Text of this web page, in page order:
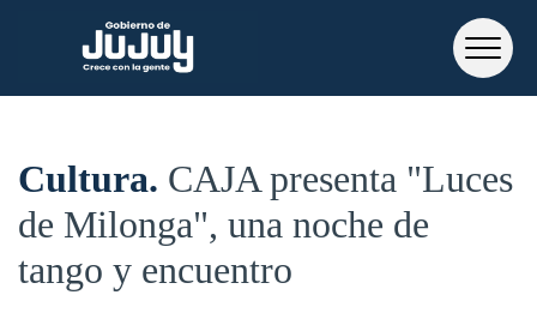
Cultura CAJA presenta "Luces
de Milonga", una noche de
tango y encuentro